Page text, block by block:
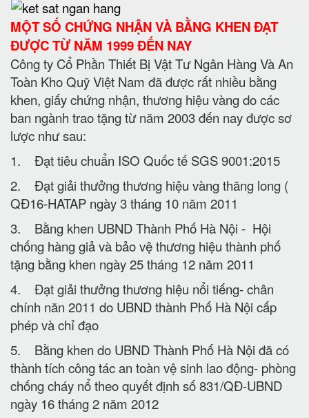
MỘT SỐ CHỨNG NHẬN VÀ BẰNG KHEN ĐẠT
ĐƯỢC TỪ NĂM 1999 ĐẾN NAY
Công ty Cổ Phần Thiết Bị Vật Tư Ngân Hàng Và An
Toàn Kho Quỹ Việt Nam đã được rất nhiều bằng
khen, giấy chứng nhận, thương hiệu vàng do các
ban ngành trao tặng từ năm 2003 đến nay được sơ
lược như sau:
1. Đạt tiêu chuẩn ISO Quốc tế SGS 9001:2015
2. Đạt giải thưởng thương hiệu vàng thăng long (
QĐ16-HATAP ngày 3 tháng 10 năm 2011
3. Bằng khen UBND Thành Phố Hà Nội - Hội
chống hàng giả và bảo vệ thương hiệu thành phố
tặng bằng khen ngày 25 tháng 12 năm 2011
4. Đạt giải thưởng thương hiệu nổi tiếng- chân
chính năn 2011 do UBND thành Phố Hà Nội cấp
phép và chỉ đạo
5. Bằng khen do UBND Thành Phố Hà Nội đã có
thành tích công tác an toàn vệ sinh lao động- phòng
chống cháy nổ theo quyết định số 831/QĐ-UBND
ngày 16 tháng 2 năm 2012